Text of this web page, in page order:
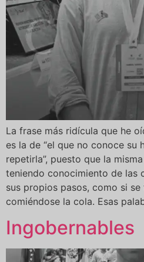
La frase más ridícula que he
es la de “el que no conoce su
repetirla”, puesto que la
teniendo conocimiento de las
sus propios pasos, como si
comiéndose la cola. Esas
Ingobernables